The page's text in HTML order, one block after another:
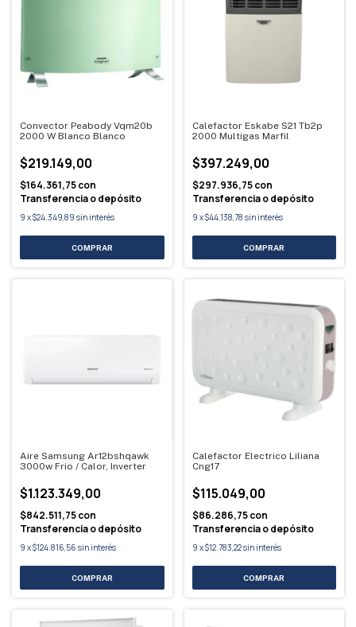
Convector Peabody Vqm20b
2000 W Blanco Blanco
$219.149,00
$164.361,75con
Transferencia o depósito
9 x$24.349,89 sin interés
Calefactor Eskabe S21 Tb2p
2000 Multigas Marfil
$397.249,00
$297.936,75con
Transferencia o depósito
9 x$44.138,78 sin interés
Aire Samsung Ar12bshqawk
3000w Frio / Calor, Inverter
$1.123.349,00
$842.511,75con
Transferencia o depósito
9 x$124.816,56 sin interés
Calefactor Electrico Liliana
Cng17
$115.049,00
$86.286,75con
Transferencia o depósito
9 x$12.783,22sin interés